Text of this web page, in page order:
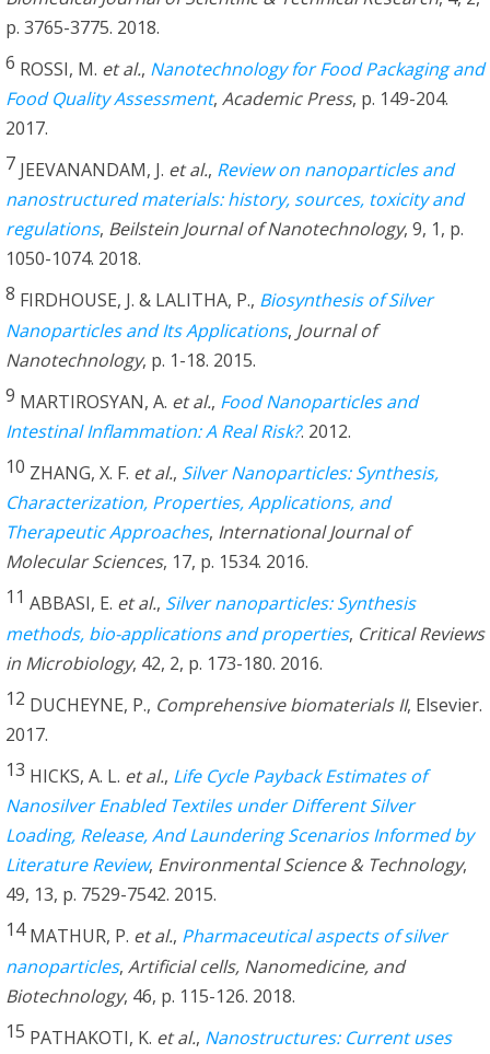
p. 3765-3775. 2018.
6 ROSSI, M. et al., Nanotechnology for Food Packaging and
Food Quality Assessment, Academic Press, p. 149-204.
2017.
7 JEEVANANDAM, J. et al., Review on nanoparticles and
nanostructured materials: history, sources, toxicity and
regulations, Beilstein Journal of Nanotechnology, 9, 1, p.
1050-1074. 2018.
8 FIRDHOUSE, J. & LALITHA, P., Biosynthesis of Silver
Nanoparticles and Its Applications, Journal of
Nanotechnology, p. 1-18. 2015.
9 MARTIROSYAN, A. et al., Food Nanoparticles and
Intestinal Inflammation: A Real Risk?. 2012.
10 ZHANG, X. F. et al., Silver Nanoparticles: Synthesis,
Characterization, Properties, Applications, and
Therapeutic Approaches, International Journal of
Molecular Sciences, 17, p. 1534. 2016.
11 ABBASI, E. et al., Silver nanoparticles: Synthesis
methods, bio-applications and properties, Critical Reviews
in Microbiology, 42, 2, p. 173-180. 2016.
12 DUCHEYNE, P., Comprehensive biomaterials II, Elsevier.
2017.
13 HICKS, A. L. et al., Life Cycle Payback Estimates of
Nanosilver Enabled Textiles under Different Silver
Loading, Release, And Laundering Scenarios Informed by
Literature Review, Environmental Science & Technology,
49, 13, p. 7529-7542. 2015.
14MATHUR, P. et al., Pharmaceutical aspects of silver
nanoparticles, Artificial cells, Nanomedicine, and
Biotechnology, 46, p. 115-126. 2018.
15 PATHAKOTI, K. et al., Nanostructures: Current uses